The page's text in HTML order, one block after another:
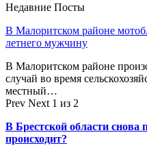
Недавние Посты
В Малоритском районе
летнего мужчину
В Малоритском районе
случай во время
местный…
Prev Next 1 из 2
В Брестской области
происходит?